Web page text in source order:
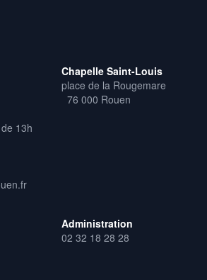
13h
Chapelle Saint-Louis
place de la Rougemare
76 000 Rouen
Administration
02 32 18 28 28